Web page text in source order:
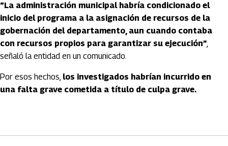
“La administración municipal habría condicionado el
inicio del programa a la asignación de recursos de la
gobernación del departamento, aun cuando contaba
con recursos propios para garantizar su ejecución”,
señaló la entidad en un comunicado.
Por esos hechos, los investigados habrían incurrido en
una falta grave cometida a título de culpa grave.